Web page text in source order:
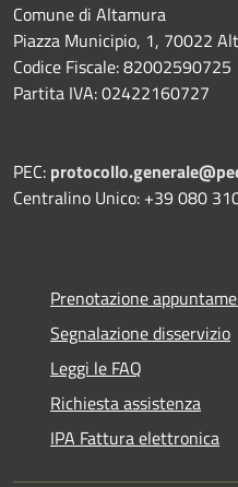
Comune di Altamura
Piazza Municipio, 1, 70022
Codice Fiscale: 82002590725
Partita IVA: 02422160727
PEC:
Centralino Unico: +39 080
Prenotazione
Segnalazione disservizio
Leggi le FAQ
Richiesta assistenza
IPA Fattura elettronica